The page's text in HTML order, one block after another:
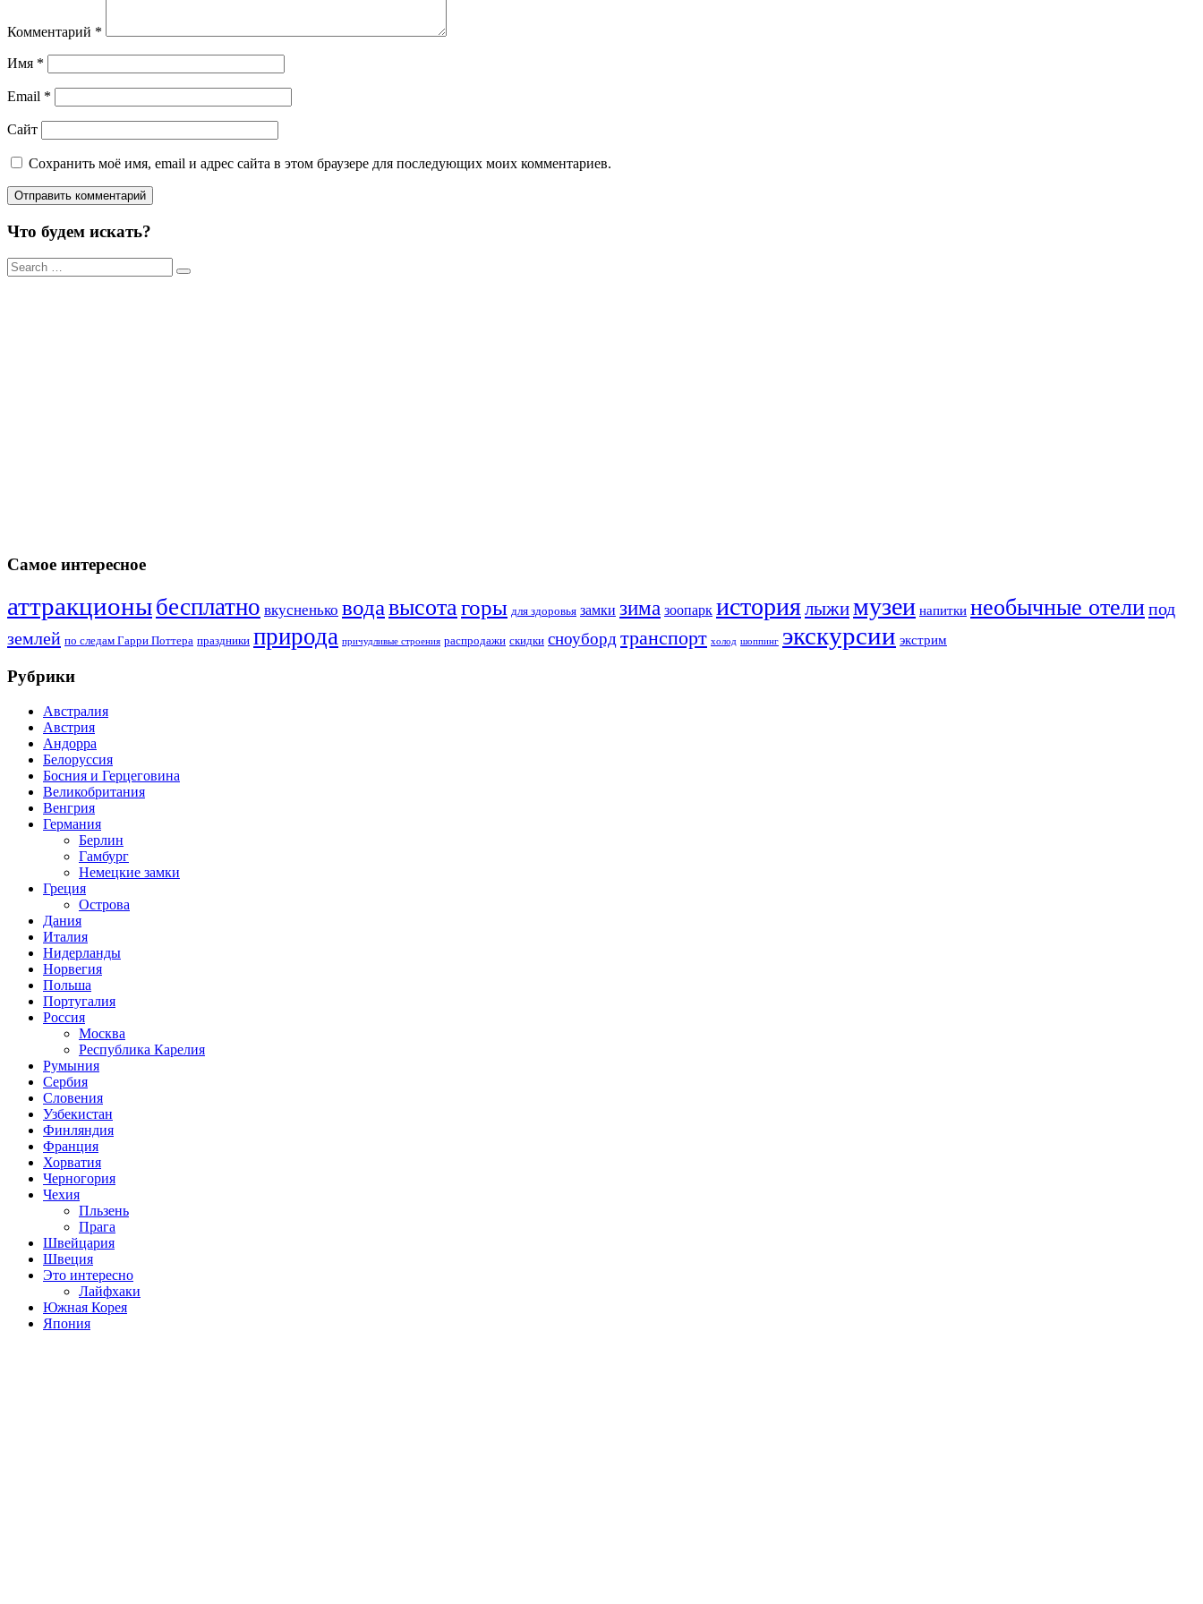
Комментарий *
Имя *
Email *
Сайт
Сохранить моё имя, email и адрес сайта в этом браузере для последующих моих комментариев.
Что будем искать?
Результаты
поиска
Самое интересное
аттракционыбесплатно вкусненько водавысота горы для здоровья замки зима зоопарк историялыжимузеи напитки необычные отелипод
землей по следам Гарри Поттера праздники природа причудливые строения распродажи скидки сноуборд транспорт холод шоппинг экскурсии экстрим
Рубрики
Австралия
Австрия
Андорра
Белоруссия
Босния и Герцеговина
Великобритания
Венгрия
Германия
Берлин
Гамбург
Немецкие замки
Греция
Острова
Дания
Италия
Нидерланды
Норвегия
Польша
Португалия
Россия
Москва
Республика Карелия
Румыния
Сербия
Словения
Узбекистан
Финляндия
Франция
Хорватия
Черногория
Чехия
Пльзень
Прага
Швейцария
Швеция
Это интересно
Лайфхаки
Южная Корея
Япония